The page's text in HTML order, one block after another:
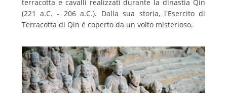
terracotta e cavalli realizzati durante la dinastia Qin
(221 a.C. - 206 a.C.). Dalla sua storia, l'Esercito di
Terracotta di Qin è coperto da un volto misterioso.